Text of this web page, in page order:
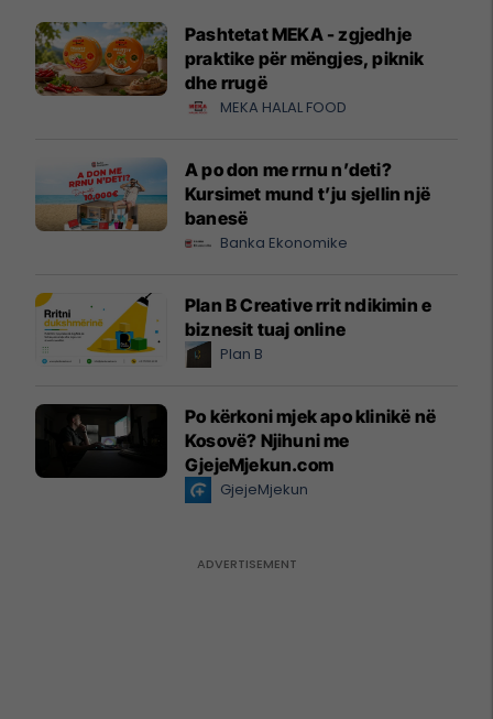
Pashtetat MEKA - zgjedhje
praktike për mëngjes, piknik
dhe rrugë
MEKA HALAL FOOD
A po don me rrnu n’deti?
Kursimet mund t’ju sjellin një
banesë
Banka Ekonomike
Plan B Creative rrit ndikimin e
biznesit tuaj online
Plan B
Po kërkoni mjek apo klinikë në
Kosovë? Njihuni me
GjejeMjekun.com
GjejeMjekun